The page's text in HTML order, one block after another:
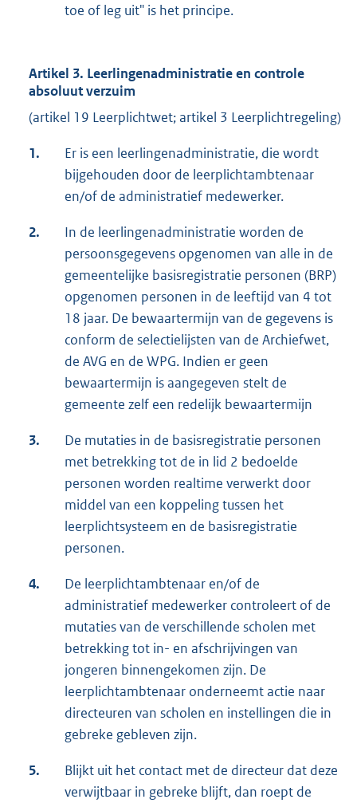
toe of leg uit" is het principe.
Artikel 3. Leerlingenadministratie en controle
absoluut verzuim
(artikel 19 Leerplichtwet; artikel 3 Leerplichtregeling)
1.
Er is een leerlingenadministratie, die wordt
bijgehouden door de leerplichtambtenaar
en/of de administratief medewerker.
2.
In de leerlingenadministratie worden de
persoonsgegevens opgenomen van alle in de
gemeentelijke basisregistratie personen (BRP)
opgenomen personen in de leeftijd van 4 tot
18 jaar. De bewaartermijn van de gegevens is
conform de selectielijsten van de Archiefwet,
de AVG en de WPG. Indien er geen
bewaartermijn is aangegeven stelt de
gemeente zelf een redelijk bewaartermijn
3.
De mutaties in de basisregistratie personen
met betrekking tot de in lid 2 bedoelde
personen worden realtime verwerkt door
middel van een koppeling tussen het
leerplichtsysteem en de basisregistratie
personen.
4.
De leerplichtambtenaar en/of de
administratief medewerker controleert of de
mutaties van de verschillende scholen met
betrekking tot in- en afschrijvingen van
jongeren binnengekomen zijn. De
leerplichtambtenaar onderneemt actie naar
directeuren van scholen en instellingen die in
gebreke gebleven zijn.
5.
Blijkt uit het contact met de directeur dat deze
verwijtbaar in gebreke blijft, dan roept de